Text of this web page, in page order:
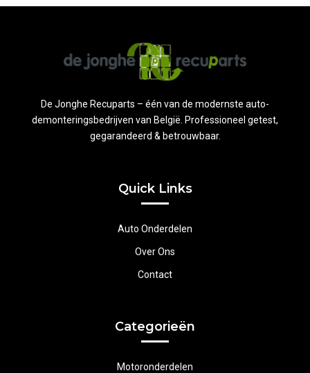
De Jonghe Recuparts – één van de modernste auto-
demonteringsbedrijven van België. Professioneel getest,
gegarandeerd & betrouwbaar.
Quick Links
Auto Onderdelen
Over Ons
Contact
Categorieën
Motoronderdelen